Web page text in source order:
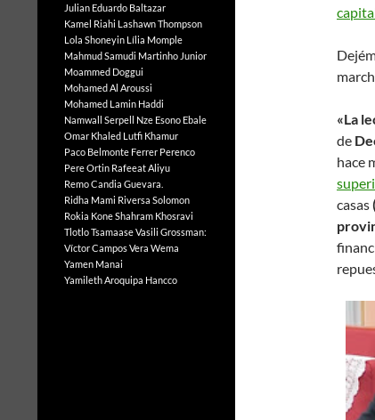
«La
de
hace
casas
Julian Eduardo Baltazar
Kamel Riahi Lashawn Thompson
Lola Shoneyin Lília Momple
Mahmud Samudi Martinho Junior
Moammed Doggui
Mohamed Al Aroussi
Mohamed Lamin Haddi
Namwall Serpell Nze Esono Ebale
Omar Khaled Lutfi Khamur
Paco Belmonte Ferrer Perenco
Pere Ortin Rafeeat Aliyu
Remo Candia Guevara.
Ridha Mami Riversa Solomon
Rokia KoneShahram Khosravi
Tlotlo TsamaaseVasili Grossman:
Víctor Campos Vera Wema
Yamen Manai
Yamileth Aroquipa Hancco